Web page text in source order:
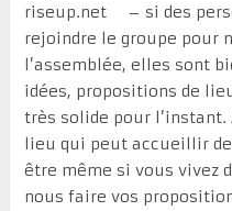
riseup.net – si des
rejoindre le groupe pour
l’assemblée, elles sont
idées, propositions de
très solide pour l’instant.
lieu qui peut accueillir
être même si vous vivez
nous faire vos